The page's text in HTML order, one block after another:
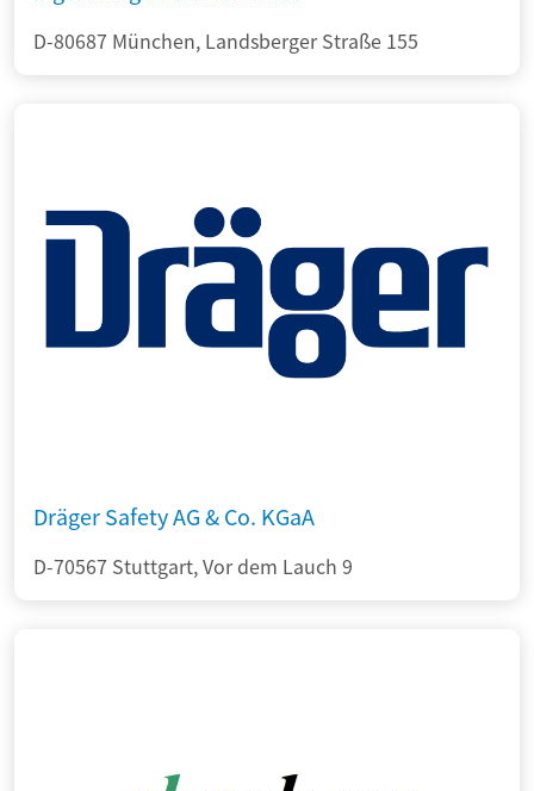
D-80687 München, Landsberger Straße 155
Dräger Safety AG & Co. KGaA
D-70567 Stuttgart, Vor dem Lauch 9